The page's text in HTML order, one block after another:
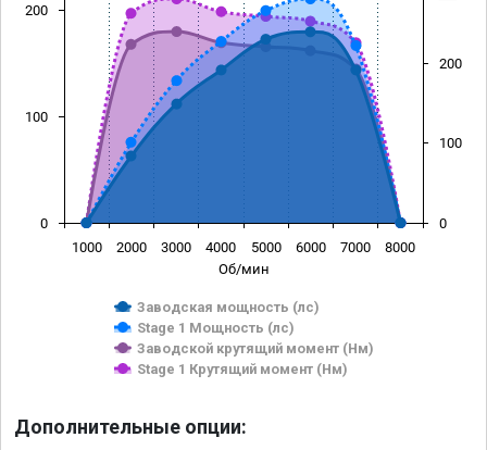
Об/мин
Заводская мощность (лс)
Stage 1 Мощность (лс)
Заводской крутящий момент (Нм)
Stage 1 Крутящий момент (Нм)
1000 2000 3000 4000 5000 6000 7000 8000
0
100
200
0
100
200
Дополнительные опции: